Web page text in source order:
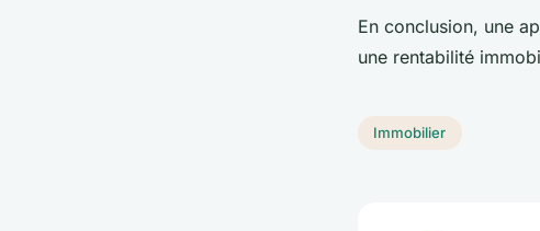
En conclusion, une
une rentabilité
Immobilier